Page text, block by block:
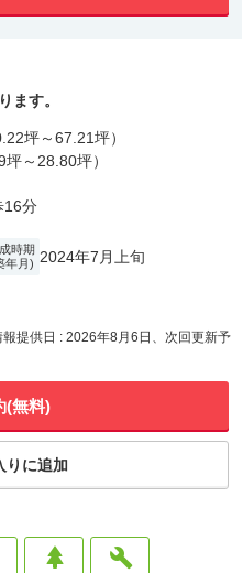
ます。
坪～67.21坪）
～28.80坪）
16分
時期
年月) 2024年7月上旬
提供日 : 2026年8月6日、次回更新予
(無料)
りに追加